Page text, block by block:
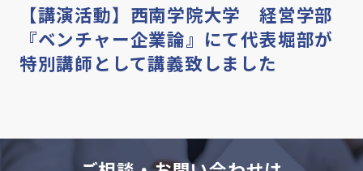
【講演活動】西南学院大学 経営学部
『ベンチャー企業論』にて代表堀部が
特別講師として講義致しました